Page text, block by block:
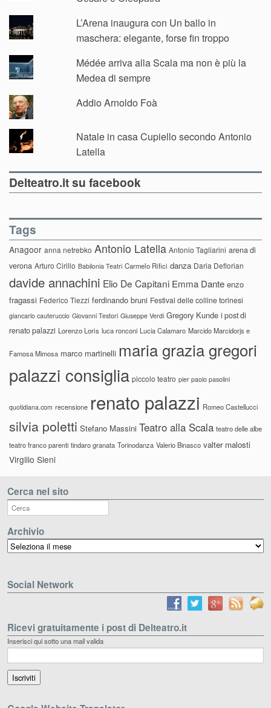
L’Arena inaugura con Un ballo in
maschera: elegante, forse fin troppo
Médée arriva alla Scala ma non è più la
Medea di sempre
Addio Arnoldo Foà
Natale in casa Cupiello secondo Antonio
Latella
Delteatro.it su facebook
Tags
Anagoor anna netrebko Antonio Latella Antonio Tagliarini arena di
verona Arturo Cirillo Babilonia Teatri Carmelo Rifici danza Daria Deflorian
davide annachini Elio De Capitani Emma Dante enzo
fragassi Federico Tiezzi ferdinando bruni Festival delle colline torinesi
giancarlo cauteruccio Giovanni Testori Giuseppe Verdi Gregory Kunde i post di
renato palazzi Lorenzo Loris luca ronconi Lucia Calamaro Marcido Marcidorjs e
Famosa Mimosa marco martinelli maria grazia gregori
palazzi consiglia piccolo teatro pier paolo pasolini
quotidiana.com recensione renato palazzi Romeo Castellucci
silvia poletti Stefano Massini Teatro alla Scala teatro delle albe
teatro franco parenti tindaro granata Torinodanza Valerio Binasco valter malosti
Virgilio Sieni
Cerca nel sito
Archivio
Archivio
Social Network
Ricevi gratuitamente i post di Delteatro.it
Inserisci qui sotto una mail valida